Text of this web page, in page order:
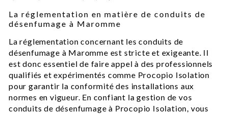
La réglementation en matière de conduits de
désenfumage à Maromme
La réglementation concernant les conduits de
désenfumage à Maromme est stricte et exigeante. Il
est donc essentiel de faire appel à des professionnels
qualifiés et expérimentés comme Procopio Isolation
pour garantir la conformité des installations aux
normes en vigueur. En confiant la gestion de vos
conduits de désenfumage à Procopio Isolation, vous